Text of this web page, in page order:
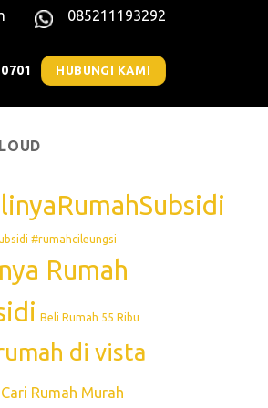
085211193292
HUBUNGI KAMI
#rumahcileungsi
Rumah
Beli Rumah 55 Ribu
di vista
Cari Rumah Murah